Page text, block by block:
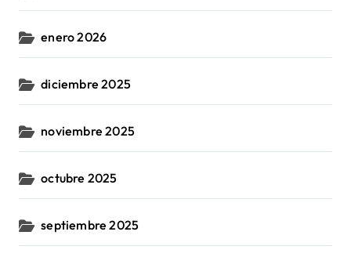
enero 2026
diciembre 2025
noviembre 2025
octubre 2025
septiembre 2025